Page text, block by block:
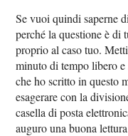
Se vuoi quindi saperne
perché la questione è di
proprio al caso tuo.
minuto di tempo libero e
che ho scritto in questo
esagerare con la
casella di posta
auguro una buona